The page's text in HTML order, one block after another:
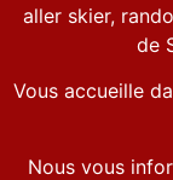
aller skier,
de
Vous accueille
Nous vous